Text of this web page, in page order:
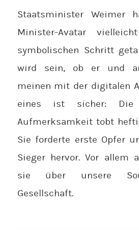
Staatsminister Weimer
Minister-Avatar
symbolischen Schritt
wird sein, ob er und
meinen mit der digitalen
eines ist sicher: Die
Aufmerksamkeit tobt
Sie forderte erste Opfer
Sieger hervor. Vor allem
sie über unsere
Gesellschaft.